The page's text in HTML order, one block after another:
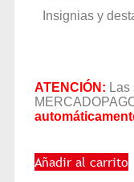
Insignias y
ATENCIÓN:
Añadir al carrito